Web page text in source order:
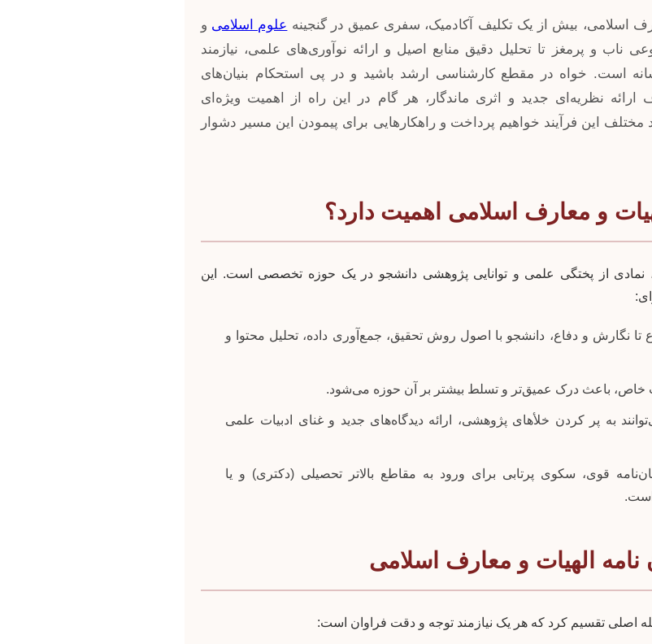
اسلامی، بیش از یک تکلیف آکادمیک، سفری عمیق در گنجینه علوم اسلامی و
ناب و پرمغز تا تحلیل دقیق منابع اصیل و ارائه نوآوری‌های علمی، نیازمند
است. خواه در مقطع کارشناسی ارشد باشید و در پی استحکام بنیان‌های
نظریه‌ای جدید و اثری ماندگار، هر گام در این راه از اهمیت ویژه‌ای
مختلف این فرآیند خواهیم پرداخت و راهکارهایی برای پیمودن این مسیر دشوار
و معارف اسلامی اهمیت دارد؟
نمادی از پختگی علمی و توانایی پژوهشی دانشجو در یک حوزه تخصصی است. این
تا نگارش و دفاع، دانشجو با اصول روش تحقیق، جمع‌آوری داده، تحلیل محتوا و
خاص، باعث درک عمیق‌تر و تسلط بیشتر بر آن حوزه می‌شود.
به پر کردن خلأهای پژوهشی، ارائه دیدگاه‌های جدید و غنای ادبیات علمی
قوی، سکوی پرتابی برای ورود به مقاطع بالاتر تحصیلی (دکتری) و یا
الهیات و معارف اسلامی
اصلی تقسیم کرد که هر یک نیازمند توجه و دقت فراوان است: